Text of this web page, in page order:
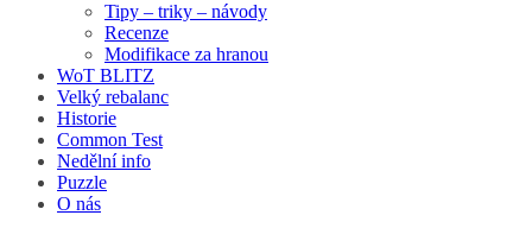
Tipy – triky – návody
Recenze
Modifikace za hranou
WoT BLITZ
Velký rebalanc
Historie
Common Test
Nedělní info
Puzzle
O nás